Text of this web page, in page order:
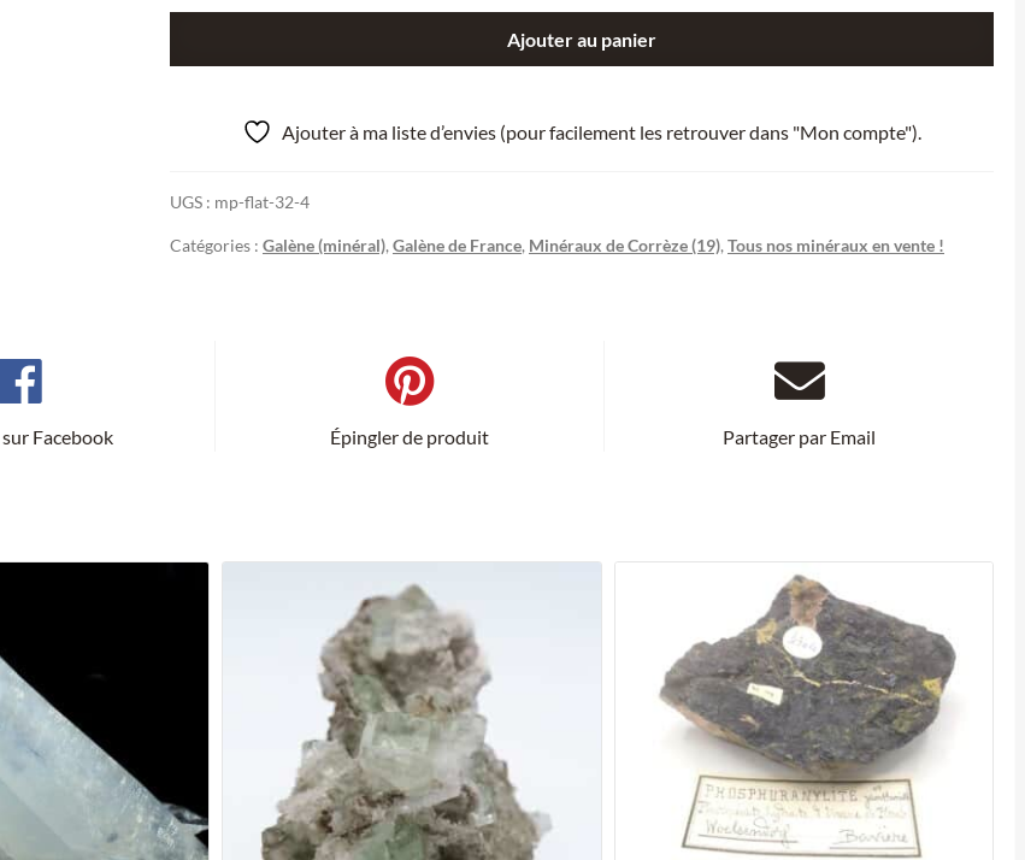
La
Besse,
Ajouter au panier
Ajouter à ma liste d’envies (pour facilement les retrouver dans "Mon compte").
UGS : mp-flat-32-4
Catégories : Galène (minéral), Galène de France, Minéraux de Corrèze (19), Tous nos minéraux en vente !
Facebook Épingler de produit Partager par Email